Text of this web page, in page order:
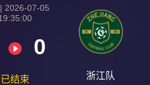
2026-07-05
0
已结束 浙江队